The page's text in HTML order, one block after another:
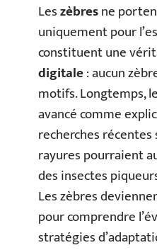
Leszèbresne
uniquement pour
constituent une
digitale: aucun
motifs. Longtemps,
avancé comme
recherches
rayures pourraient
des insectes
Les zèbres
pour comprendre
stratégies